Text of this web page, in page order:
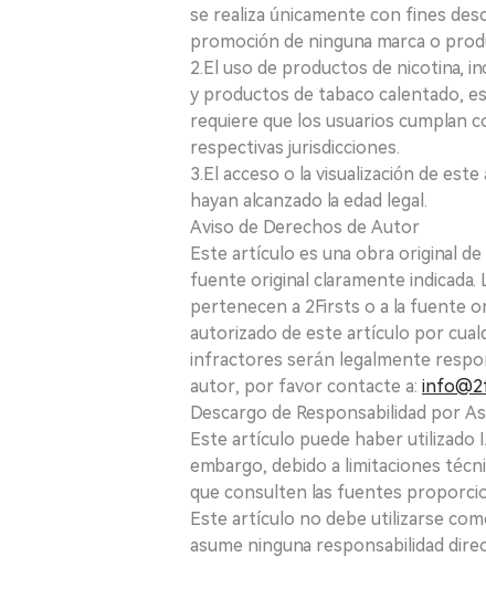
se realiza únicamente con fines
promoción de ninguna marca o
2.El uso de productos de nicotina,
y productos de tabaco calentado,
requiere que los usuarios cumplan
respectivas jurisdicciones.
3.El acceso o la visualización de
hayan alcanzado la edad legal.
Aviso de Derechos de Autor
Este artículo es una obra original
fuente original claramente
pertenecen a 2Firsts o a la fuente
autorizado de este artículo por
infractores serán legalmente
autor, por favor contacte a:
Descargo de Responsabilidad por
Este artículo puede haber utilizado
embargo, debido a limitaciones
que consulten las fuentes
Este artículo no debe utilizarse
asume ninguna responsabilidad